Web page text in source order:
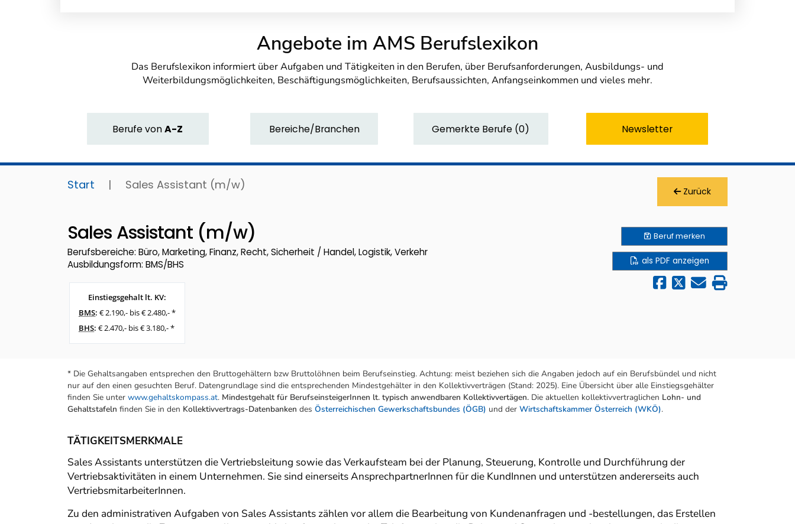
Angebote im AMS Berufslexikon
Das Berufslexikon informiert über Aufgaben und Tätigkeiten in den Berufen, über Berufsanforderungen, Ausbildungs- und
Weiterbildungsmöglichkeiten, Beschäftigungsmöglichkeiten, Berufsaussichten, Anfangseinkommen und vieles mehr.
BerufevonA-Z Bereiche/Branchen Gemerkte Berufe (0) Newsletter
Start | Sales Assistant (m/w) Zurück
Sales Assistant (m/w)
Berufsbereiche: Büro, Marketing, Finanz, Recht, Sicherheit / Handel, Logistik, Verkehr
Ausbildungsform: BMS/BHS
Einstiegsgehalt lt. KV:
BMS: € 2.190,- bis € 2.480,- *
BHS: € 2.470,- bis € 3.180,- *
Berufmerken
als PDF anzeigen
* Die Gehaltsangaben entsprechen den Bruttogehältern bzw Bruttolöhnen beim Berufseinstieg. Achtung: meist beziehen sich die Angaben jedoch auf ein Berufsbündel und nicht
nur auf den einen gesuchten Beruf. Datengrundlage sind die entsprechenden Mindestgehälter in den Kollektivverträgen (Stand: 2025). Eine Übersicht über alle Einstiegsgehälter
finden Sie unter www.gehaltskompass.at. Mindestgehalt für BerufseinsteigerInnen lt. typisch anwendbaren Kollektivvertägen. Die aktuellen kollektivvertraglichen Lohn- und
Gehaltstafeln finden Sie in den Kollektivvertrags-Datenbanken des Österreichischen Gewerkschaftsbundes (ÖGB) und der Wirtschaftskammer Österreich (WKÖ).
TÄTIGKEITSMERKMALE
Sales Assistants unterstützen die Vertriebsleitung sowie das Verkaufsteam bei der Planung, Steuerung, Kontrolle und Durchführung der
Vertriebsaktivitäten in einem Unternehmen. Sie sind einerseits AnsprechpartnerInnen für die KundInnen und unterstützen andererseits auch
VertriebsmitarbeiterInnen.
Zu den administrativen Aufgaben von Sales Assistants zählen vor allem die Bearbeitung von Kundenanfragen und -bestellungen, das Erstellen